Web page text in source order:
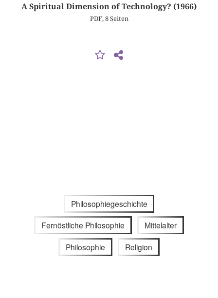
A Spiritual Dimension of Technology? (1966)
PDF, 8 Seiten
Philosophiegeschichte
Fernöstliche Philosophie Mittelalter
Philosophie Religion